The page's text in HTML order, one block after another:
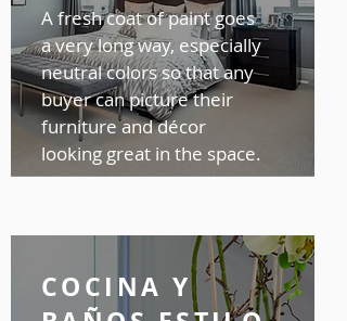
A fresh coat of paint goes
a very long way, especially
neutral colors so that any
buyer can picture their
furniture and décor
looking great in the space.
COCINA Y